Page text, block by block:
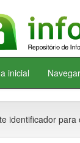
inicial Navegar
identificador